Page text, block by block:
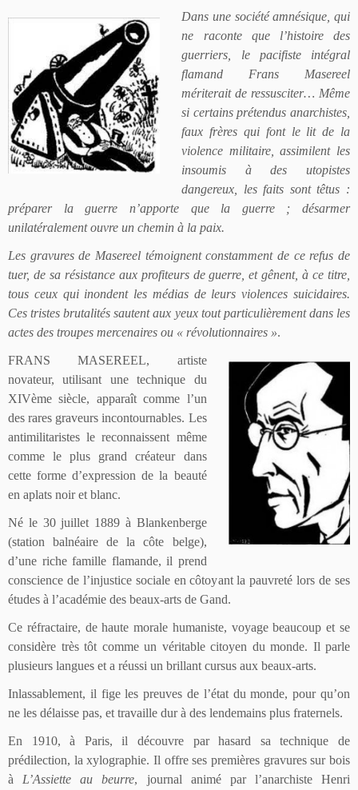
Dans une société amnésique, qui
ne raconte que l’histoire des
guerriers, le pacifiste intégral
flamand Frans Masereel
mériterait de ressusciter… Même
si certains prétendus anarchistes,
faux frères qui font le lit de la
violence militaire, assimilent les
insoumis à des utopistes
dangereux, les faits sont têtus :
préparer la guerre n’apporte que la guerre ; désarmer
unilatéralement ouvre un chemin à la paix.
Les gravures de Masereel témoignent constamment de ce refus de
tuer, de sa résistance aux profiteurs de guerre, et gênent, à ce titre,
tous ceux qui inondent les médias de leurs violences suicidaires.
Ces tristes brutalités sautent aux yeux tout particulièrement dans les
actes des troupes mercenaires ou « révolutionnaires ».
FRANS MASEREEL, artiste
novateur, utilisant une technique du
XIVème siècle, apparaît comme l’un
des rares graveurs incontournables. Les
antimilitaristes le reconnaissent même
comme le plus grand créateur dans
cette forme d’expression de la beauté
en aplats noir et blanc.
Né le 30 juillet 1889 à Blankenberge
(station balnéaire de la côte belge),
d’une riche famille flamande, il prend
conscience de l’injustice sociale en côtoyant la pauvreté lors de ses
études à l’académie des beaux-arts de Gand.
Ce réfractaire, de haute morale humaniste, voyage beaucoup et se
considère très tôt comme un véritable citoyen du monde. Il parle
plusieurs langues et a réussi un brillant cursus aux beaux-arts.
Inlassablement, il fige les preuves de l’état du monde, pour qu’on
ne les délaisse pas, et travaille dur à des lendemains plus fraternels.
En 1910, à Paris, il découvre par hasard sa technique de
prédilection, la xylographie. Il offre ses premières gravures sur bois
à L’Assiette au beurre, journal animé par l’anarchiste Henri